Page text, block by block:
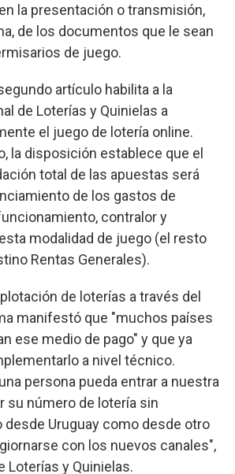
la presentación o transmisión,
de los documentos que le sean
de juego.
artículo habilita a la
de Loterías y Quinielas a
el juego de lotería online.
la disposición establece que el
total de las apuestas será
de los gastos de
contralor y
modalidad de juego (el resto
Rentas Generales).
de loterías a través del
manifestó que "muchos países
ese medio de pago" y que ya
a nivel técnico.
persona pueda entrar a nuestra
su número de lotería sin
desde Uruguay como desde otro
con los nuevos canales",
Loterías y Quinielas.